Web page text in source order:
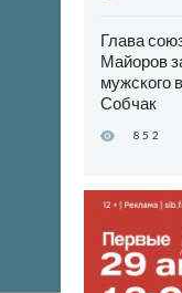
Глава
Майоров
мужского
Собчак
852